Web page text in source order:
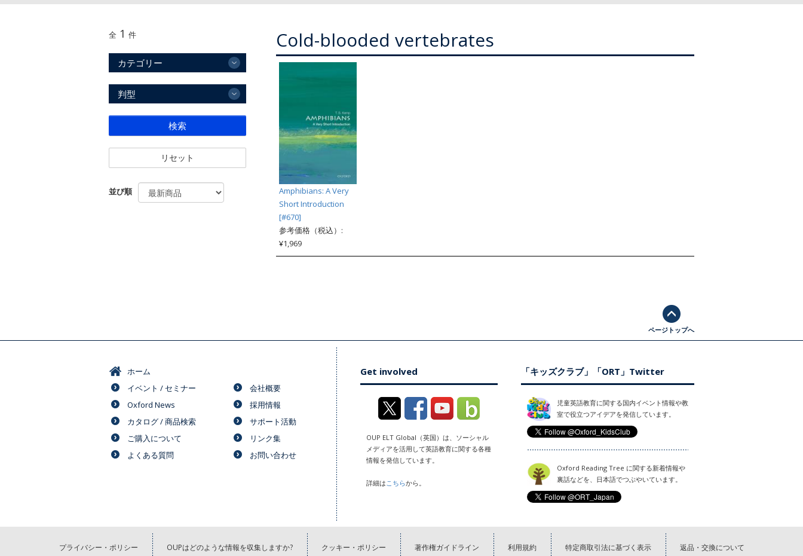
Cold-blooded vertebrates
Amphibians: A Very
Short Introduction
[#670]
参考価格（税込）:
¥1,969
全 1 件
カテゴリー
判型
検索
リセット
並び順
ページトップへ
ホーム
イベント / セミナー
Oxford News
カタログ / 商品検索
ご購入について
よくある質問
会社概要
採用情報
サポート活動
リンク集
お問い合わせ
Get involved
OUP ELT Global（英国）は、ソーシャル
メディアを活用して英語教育に関する各種
情報を発信しています。
詳細はこちらから。
「キッズクラブ」「ORT」Twitter
児童英語教育に関する国内イベント情報や教
室で役立つアイデアを発信しています。
Oxford Reading Tree に関する新着情報や
裏話などを、日本語でつぶやいています。
プライバシー・ポリシー OUPはどのような情報を収集しますか? クッキー・ポリシー 著作権ガイドライン 利用規約 特定商取引法に基づく表示 返品・交換について